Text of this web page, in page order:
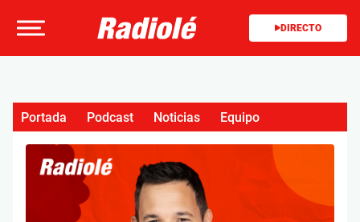
DIRECTO
Portada Podcast Noticias Equipo